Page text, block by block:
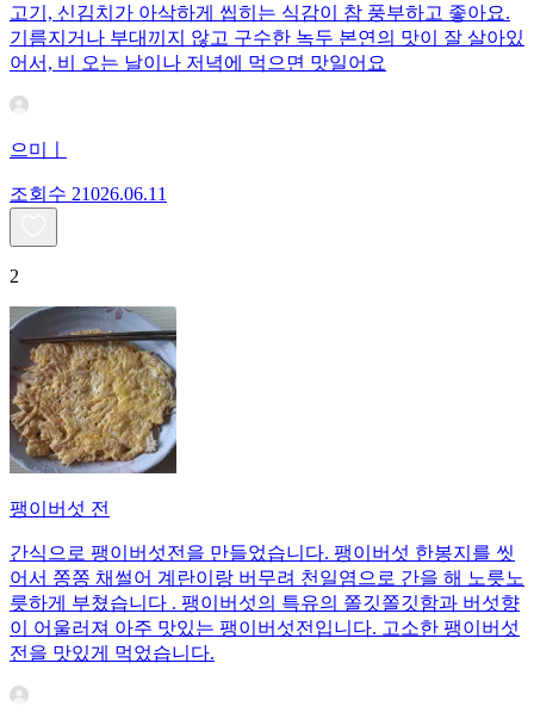
고기, 신김치가 아삭하게 씹히는 식감이 참 풍부하고 좋아요.
기름지거나 부대끼지 않고 구수한 녹두 본연의 맛이 잘 살아있
어서, 비 오는 날이나 저녁에 먹으면 맛일어요
으미ㅣ
조회수 21026.06.11
2
팽이버섯 전
간식으로 팽이버섯전을 만들었습니다. 팽이버섯 한봉지를 씻
어서 쫑쫑 채썰어 계란이랑 버무려 천일염으로 간을 해 노릇노
릇하게 부쳤습니다 . 팽이버섯의 특유의 쫄깃쫄깃함과 버섯향
이 어울러져 아주 맛있는 팽이버섯전입니다. 고소한 팽이버섯
전을 맛있게 먹었습니다.